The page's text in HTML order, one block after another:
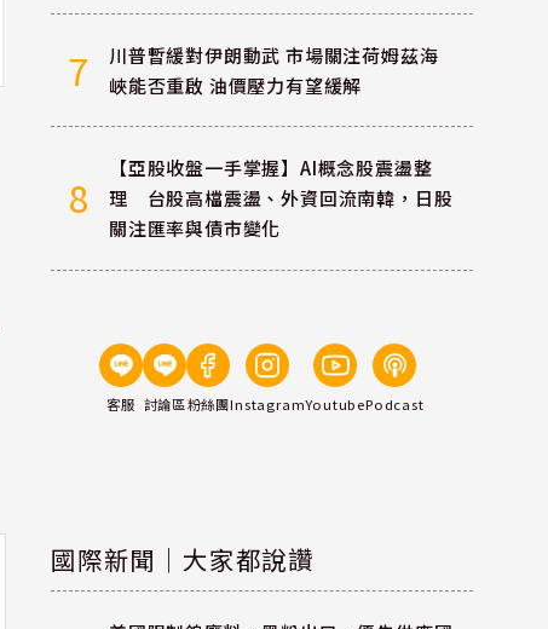
7
川普暫緩對伊朗動武 市場關注荷姆茲海
峽能否重啟 油價壓力有望緩解
8
【亞股收盤一手掌握】AI概念股震盪整
理 台股高檔震盪、外資回流南韓，日股
關注匯率與債市變化
客服 討論區粉絲團InstagramYoutubePodcast
國際新聞｜大家都說讚